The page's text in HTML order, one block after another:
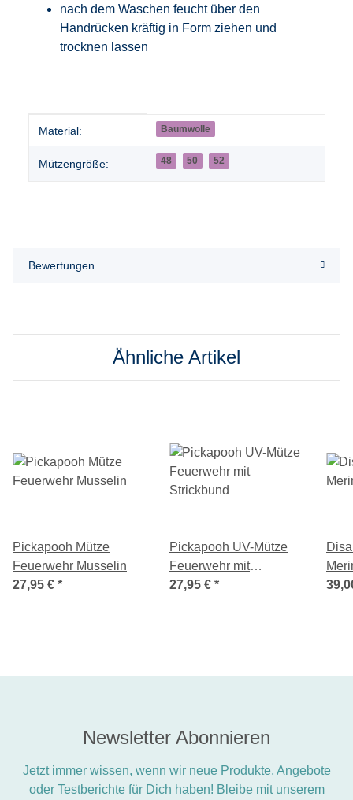
nach dem Waschen feucht über den
Handrücken kräftig in Form ziehen und
trocknen lassen
Produkteigenschaft
Wert
Material: Baumwolle
Mützengröße: 48 50 52
Bewertungen
Ähnliche Artikel
Pickapooh Mütze
Feuerwehr Musselin
27,95 € *
Pickapooh UV-Mütze
Feuerwehr mit
Strickbund
27,95 € *
Newsletter Abonnieren
Jetzt immer wissen, wenn wir neue Produkte, Angebote
oder Testberichte für Dich haben! Bleibe mit unserem